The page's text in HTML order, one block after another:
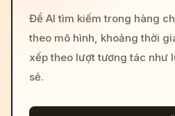
Để AI tìm kiếm trong hàng
theo mô hình, khoảng thời
xếp theo lượt tương tác như
sẻ.